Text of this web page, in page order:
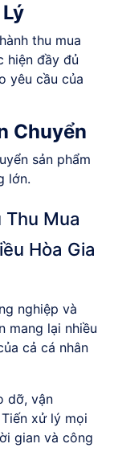
thu mua
hiện đầy đủ
yêu cầu của
Chuyển
sản phẩm
lớn.
Thu Mua
Hòa Gia
nghiệp và
mang lại nhiều
cả cá nhân
dỡ, vận
xử lý mọi
gian và công